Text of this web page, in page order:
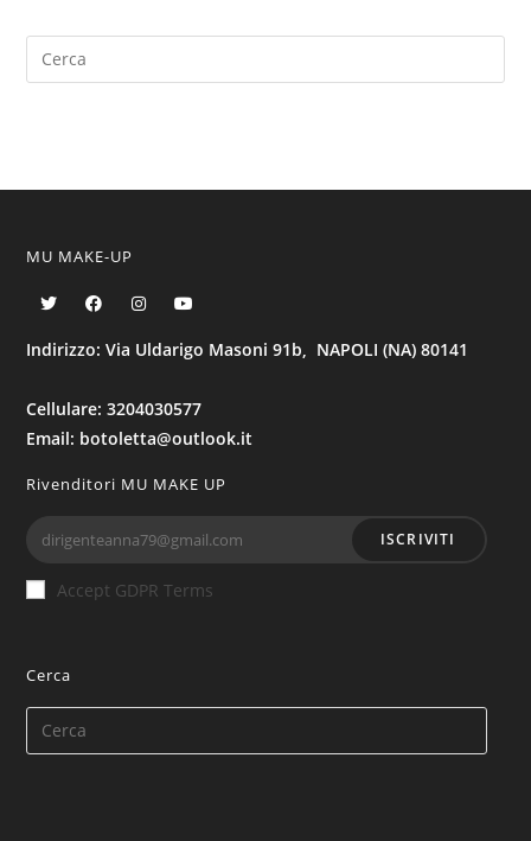
MU MAKE-UP
Indirizzo: Via Uldarigo Masoni 91b, NAPOLI (NA) 80141
Cellulare: 3204030577
Email: botoletta@outlook.it
Rivenditori MU MAKE UP
ISCRIVITI
Accept GDPR Terms
Cerca